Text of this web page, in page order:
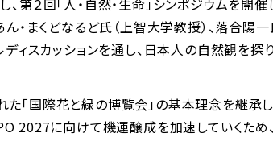
２回「人・自然・生命」シンポジウムを開催
まくどなるど氏（上智大学教授）、落合陽一
ィスカッションを通し、日本人の自然観を探り
た「国際花と緑の博覧会」の基本理念を継
2027に向けて機運醸成を加速していくため